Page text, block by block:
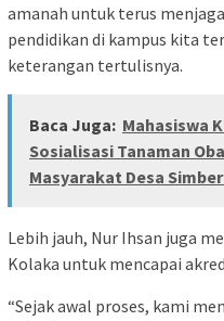
amanah untuk terus
pendidikan di kampus kita
keterangan tertulisnya.
Baca Juga: Mahasiswa
Sosialisasi Tanaman
Masyarakat Desa
Lebih jauh, Nur Ihsan juga
Kolaka untuk mencapai
“Sejak awal proses, kami